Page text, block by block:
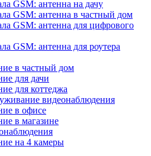
GSM: антенна на дачу
GSM: антенна в частный дом
GSM: антенна для цифрового
GSM: антенна для роутера
в частный дом
для дачи
для коттеджа
видеонаблюдения
в офисе
в магазине
на 4 камеры